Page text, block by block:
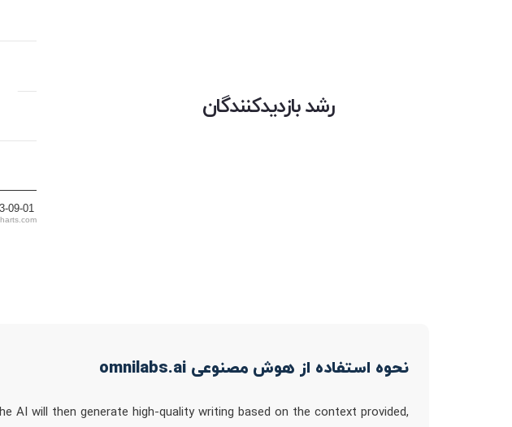
رشد بازدیدکنندگان
09-01
نحوه استفاده از هوش مصنوعی omnilabs.ai
AI will then generate high-quality writing based on the context provided,